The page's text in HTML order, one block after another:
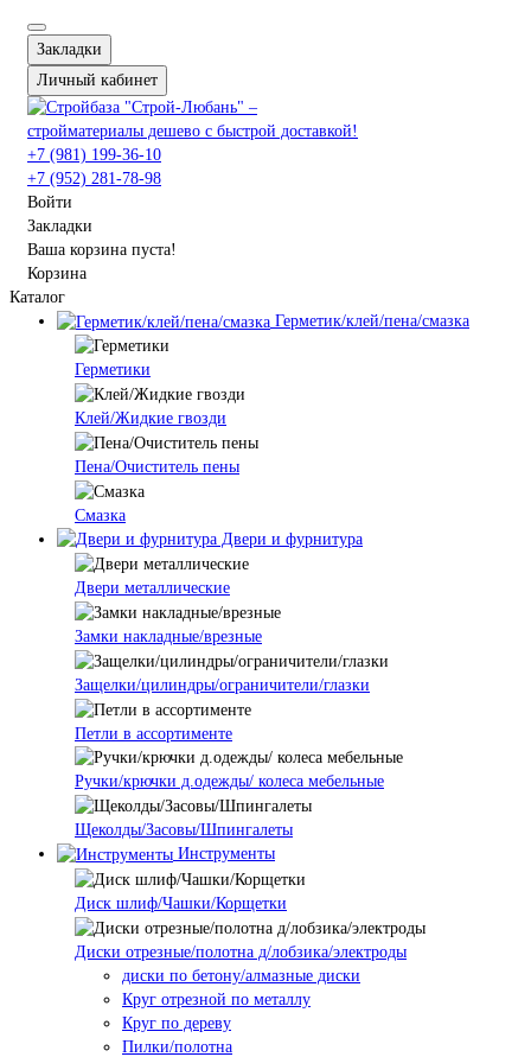
Закладки
Личный кабинет
+7 (981) 199-36-10
+7 (952) 281-78-98
Войти
Закладки
Ваша корзина пуста!
Корзина
Каталог
Герметик/клей/пена/смазка
Герметики
Клей/Жидкие гвозди
Пена/Очиститель пены
Смазка
Двери и фурнитура
Двери металлические
Замки накладные/врезные
Защелки/цилиндры/ограничители/глазки
Петли в ассортименте
Ручки/крючки д.одежды/ колеса мебельные
Щеколды/Засовы/Шпингалеты
Инструменты
Диск шлиф/Чашки/Корщетки
Диски отрезные/полотна д/лобзика/электроды
диски по бетону/алмазные диски
Круг отрезной по металлу
Круг по дереву
Пилки/полотна